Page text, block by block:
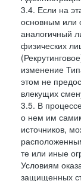
3.4. Если на
основным или
аналогичный
физических
изменение
этом не
влекущих
3.5. В
о нем им
источников,
те или иные
Условиям
защищенных